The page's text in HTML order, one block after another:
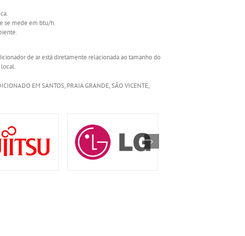
se mede em btu/h.
de ar está diretamente relacionada ao tamanho do
EM SANTOS, PRAIA GRANDE, SÃO VICENTE,